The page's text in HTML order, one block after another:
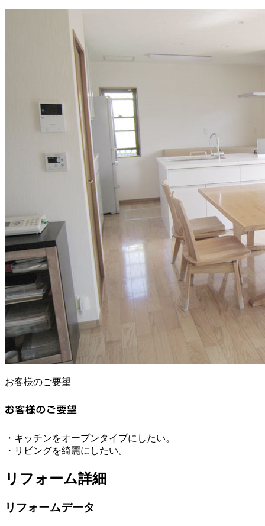
お客様のご要望
・キッチンをオープンタイプにしたい。
・リビングを綺麗にしたい。
リフォーム詳細
リフォームデータ